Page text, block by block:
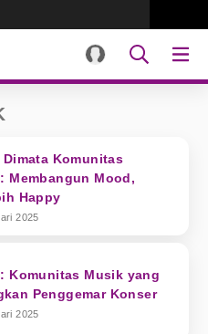
Komunitas
Membangun Mood,
Happy
2025
Komunitas Musik yang
Penggemar Konser
2025